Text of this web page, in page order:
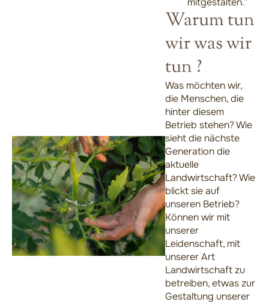
Warum tun
wir was wir
tun ?
Was möchten wir,
die Menschen, die
hinter diesem
Betrieb stehen? Wie
sieht die nächste
Generation die
aktuelle
Landwirtschaft? Wie
blickt sie auf
unseren Betrieb?
Können wir mit
unserer
Leidenschaft, mit
unserer Art
Landwirtschaft zu
betreiben, etwas zur
Gestaltung unserer